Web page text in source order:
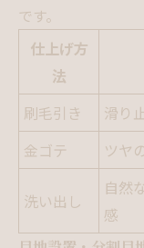
です。
仕上げ方
法
刷毛引き
滑り
金ゴテ
ツヤ
洗い出し
自然
感